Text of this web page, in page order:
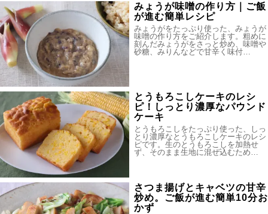
みょうが味噌の作り方｜ご飯
が進む簡単レシピ
みょうがをたっぷり使った、みょうが
味噌の作り方をご紹介します。粗めに
刻んだみょうがをさっと炒め、味噌や
砂糖、みりんなどで甘辛く味付…
とうもろこしケーキのレシ
ピ！しっとり濃厚なパウンド
ケーキ
とうもろこしをたっぷり使った、しっ
とり濃厚なとうもろこしケーキのレシ
ピです。生のとうもろこしを加熱せ
ず、そのまま生地に混ぜ込むため…
さつま揚げとキャベツの甘辛
炒め。ご飯が進む簡単10分お
かず